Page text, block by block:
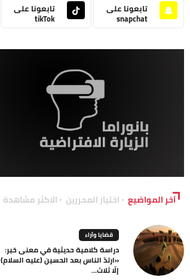
تابعونا على
snapchat
تابعونا على
tikTok
آخر المواضيع اختيار المحررين الاكثر مشاهدة
قضايا وآراء
دراسة كلامية حديثية في معنى خبر:
«ارتدّ الناس بعد الحسين (عليه السلام)
إلّا ثلاث...